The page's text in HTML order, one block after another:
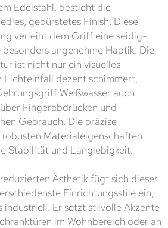
Edelstahl, besticht die
gebürstetes Finish. Diese
verleiht dem Griff eine seidig-
angenehme Haptik. Die
ist nicht nur ein visuelles
Lichteinfall dezent schimmert,
Weißwasser auch
Fingerabdrücken und
Gebrauch. Die präzise
Materialeigenschaften
Stabilität und Langlebigkeit.
Ästhetik fügt sich dieser
Einrichtungsstile ein,
industriell. Er setzt stilvolle Akzente
im Wohnbereich oder an